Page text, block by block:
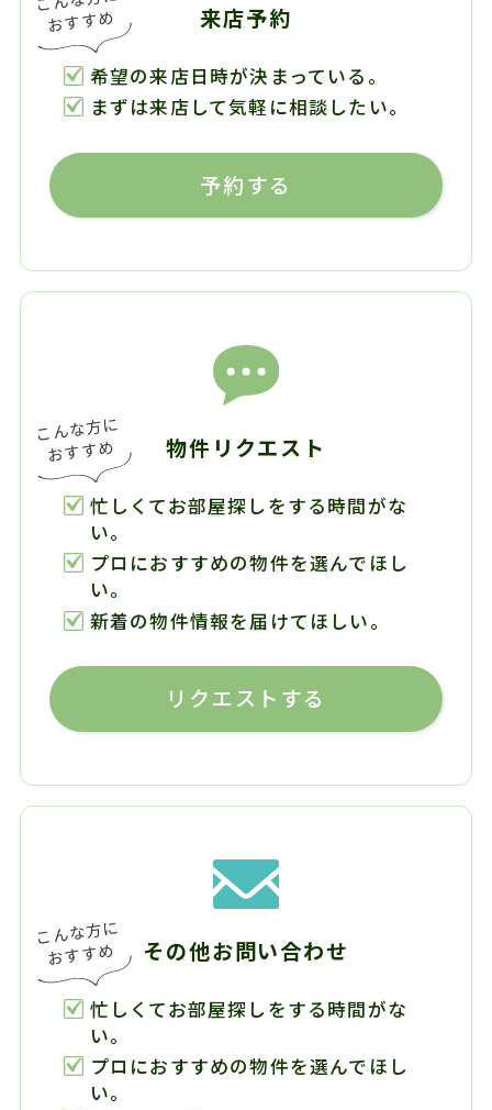
来店予約
希望の来店日時が決まっている。
まずは来店して気軽に相談したい。
予約する
物件リクエスト
忙しくてお部屋探しをする時間がな
い。
プロにおすすめの物件を選んでほし
い。
新着の物件情報を届けてほしい。
リクエストする
その他お問い合わせ
忙しくてお部屋探しをする時間がな
い。
プロにおすすめの物件を選んでほし
い。